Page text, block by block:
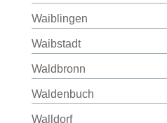
Waiblingen
Waibstadt
Waldbronn
Waldenbuch
Walldorf